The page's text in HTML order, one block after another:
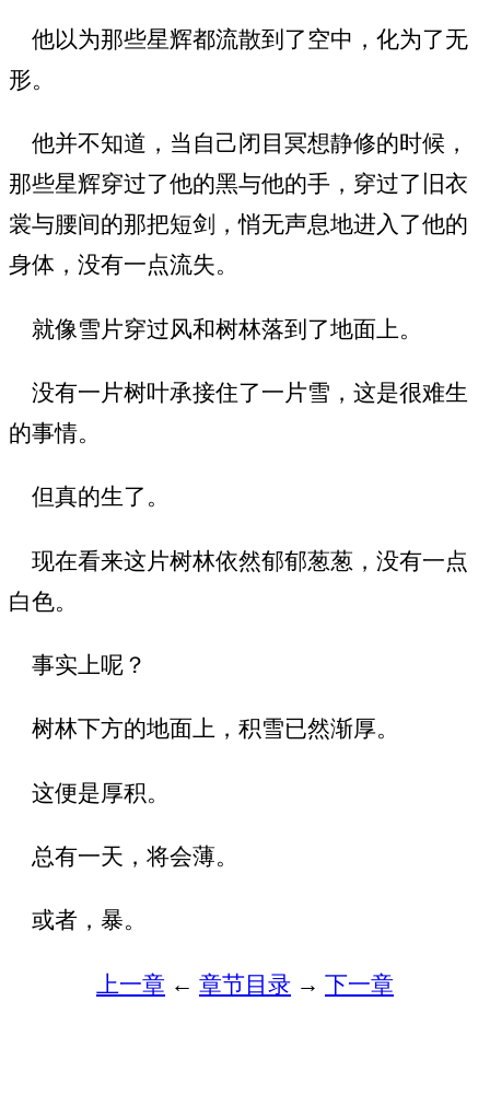
他以为那些星辉都流散到了空中，化为了无
形。
他并不知道，当自己闭目冥想静修的时候，
那些星辉穿过了他的黑与他的手，穿过了旧衣
裳与腰间的那把短剑，悄无声息地进入了他的
身体，没有一点流失。
就像雪片穿过风和树林落到了地面上。
没有一片树叶承接住了一片雪，这是很难生
的事情。
但真的生了。
现在看来这片树林依然郁郁葱葱，没有一点
白色。
事实上呢？
树林下方的地面上，积雪已然渐厚。
这便是厚积。
总有一天，将会薄。
或者，暴。
上一章 ← 章节目录 → 下一章